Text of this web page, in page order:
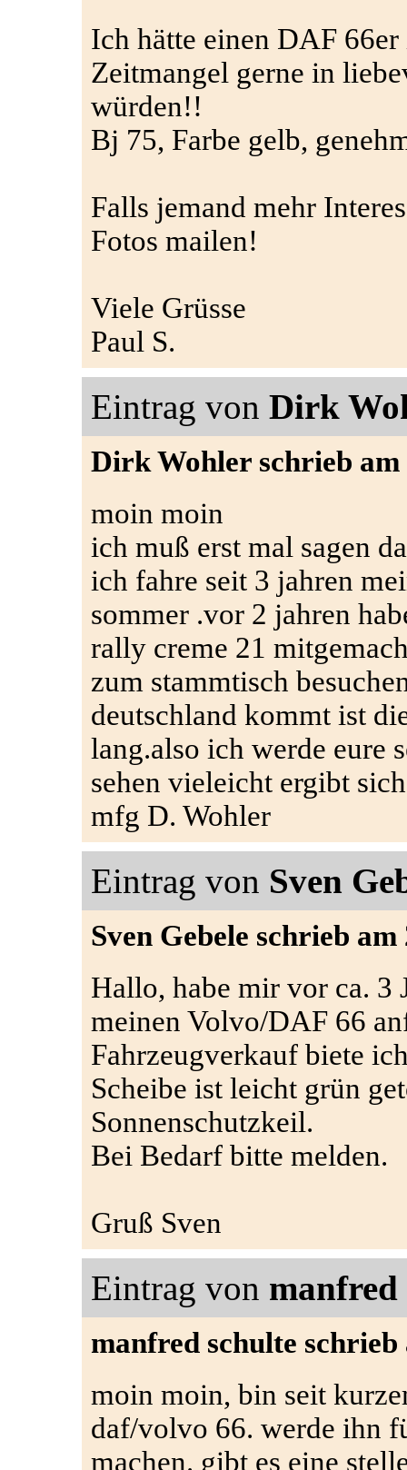
Ich hätte einen DAF
Zeitmangel gerne in
würden!!
Bj 75, Farbe gelb,
Falls jemand mehr
Fotos mailen!
Viele Grüsse
Paul S.
Eintrag von Dirk
Dirk Wohler schrieb
moin moin
ich muß erst mal sagen
ich fahre seit 3 jahren
sommer .vor 2 jahren
rally creme 21
zum stammtisch
deutschland kommt ist
lang.also ich werde eure
sehen vieleicht ergibt
mfg D. Wohler
Eintrag von Sven
Sven Gebele schrieb
Hallo, habe mir vor ca. 3
meinen Volvo/DAF 66
Fahrzeugverkauf biete
Scheibe ist leicht grün
Sonnenschutzkeil.
Bei Bedarf bitte melden.
Gruß Sven
Eintrag von manfred
manfred schulte
moin moin, bin seit
daf/volvo 66. werde ihn
machen. gibt es eine